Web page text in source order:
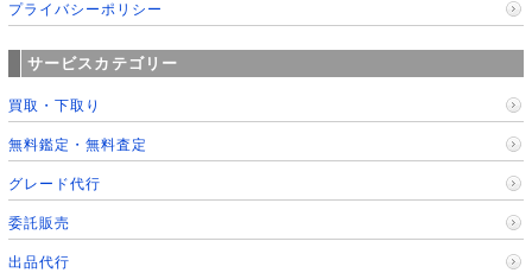
プライバシーポリシー
サービスカテゴリー
買取・下取り
無料鑑定・無料査定
グレード代行
委託販売
出品代行